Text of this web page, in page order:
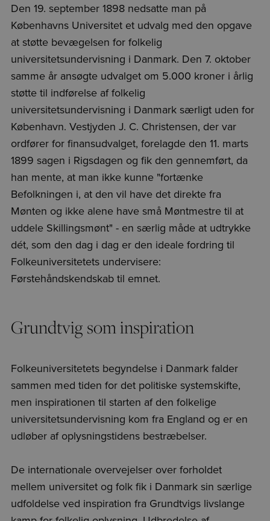
Den 19. september 1898 nedsatte man på
Københavns Universitet et udvalg med den opgave
at støtte bevægelsen for folkelig
universitetsundervisning i Danmark. Den 7. oktober
samme år ansøgte udvalget om 5.000 kroner i årlig
støtte til indførelse af folkelig
universitetsundervisning i Danmark særligt uden for
København. Vestjyden J. C. Christensen, der var
ordfører for finansudvalget, forelagde den 11. marts
1899 sagen i Rigsdagen og fik den gennemført, da
han mente, at man ikke kunne "fortænke
Befolkningen i, at den vil have det direkte fra
Mønten og ikke alene have små Møntmestre til at
uddele Skillingsmønt" - en særlig måde at udtrykke
dét, som den dag i dag er den ideale fordring til
Folkeuniversitetets undervisere:
Førstehåndskendskab til emnet.
Grundtvig som inspiration
Folkeuniversitetets begyndelse i Danmark falder
sammen med tiden for det politiske systemskifte,
men inspirationen til starten af den folkelige
universitetsundervisning kom fra England og er en
udløber af oplysningstidens bestræbelser.
De internationale overvejelser over forholdet
mellem universitet og folk fik i Danmark sin særlige
udfoldelse ved inspiration fra Grundtvigs livslange